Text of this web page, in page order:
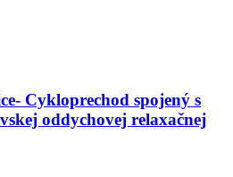
Cykloprechod spojený s
oddychovej relaxačnej